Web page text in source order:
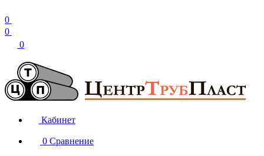
0
0
0
Кабинет
0 Сравнение